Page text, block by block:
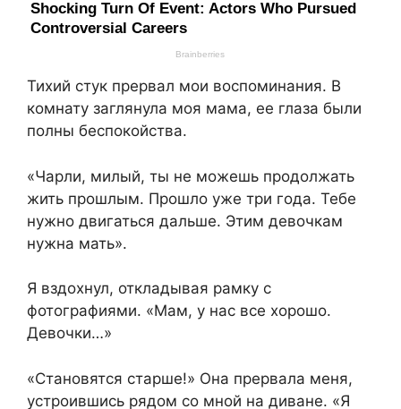
Тихий стук прервал мои воспоминания. В
комнату заглянула моя мама, ее глаза были
полны беспокойства.
«Чарли, милый, ты не можешь продолжать
жить прошлым. Прошло уже три года. Тебе
нужно двигаться дальше. Этим девочкам
нужна мать».
Я вздохнул, откладывая рамку с
фотографиями. «Мам, у нас все хорошо.
Девочки…»
«Становятся старше!» Она прервала меня,
устроившись рядом со мной на диване. «Я